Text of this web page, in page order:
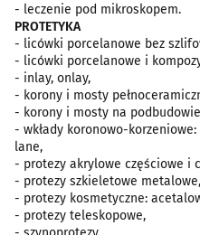
- leczenie pod mikroskopem.
PROTETYKA
- licówki porcelanowe bez
- licówki porcelanowe i
- inlay, onlay,
- korony i mosty
- korony i mosty na
- wkłady koronowo-
lane,
- protezy akrylowe częściowe i
- protezy szkieletowe metalowe,
- protezy kosmetyczne:
- protezy teleskopowe,